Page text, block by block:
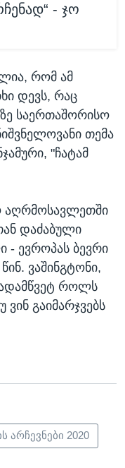
- ჯო
რომ ამ
დევს, რაც
საერთაშორისო
თემა
"ჩატამ
აღრმოსავლეთში
დაძაბული
ევროპას ბევრი
ვაშინგტონი,
როლს
ვინ გაიმარჯვებს
არჩევნები 2020